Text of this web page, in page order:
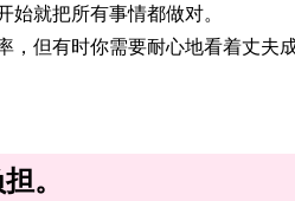
就把所有事情都做对。
，但有时你需要耐心地看着丈
。